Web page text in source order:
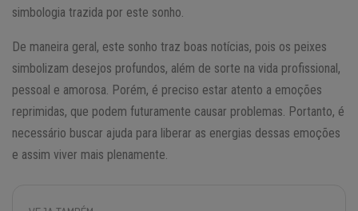
simbologia trazida por este sonho.
De maneira geral, este sonho traz boas notícias, pois os peixes
simbolizam desejos profundos, além de sorte na vida profissional,
pessoal e amorosa. Porém, é preciso estar atento a emoções
reprimidas, que podem futuramente causar problemas. Portanto, é
necessário buscar ajuda para liberar as energias dessas emoções
e assim viver mais plenamente.